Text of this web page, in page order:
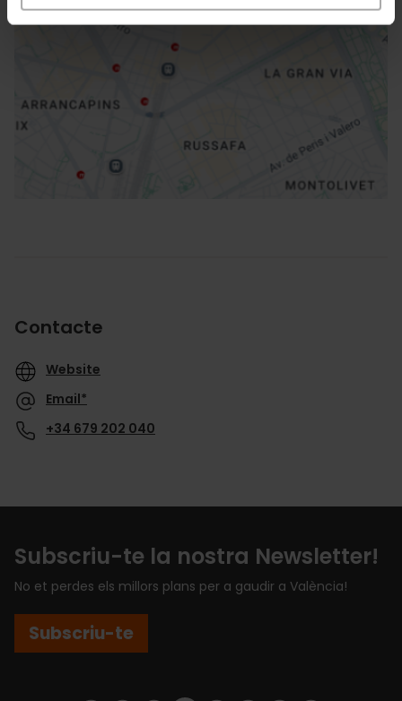
Direccions
Contacte
Website
Email*
+34 679 202 040
Subscriu-te la nostra Newsletter!
No et perdes els millors plans per a gaudir a València!
Subscriu-te